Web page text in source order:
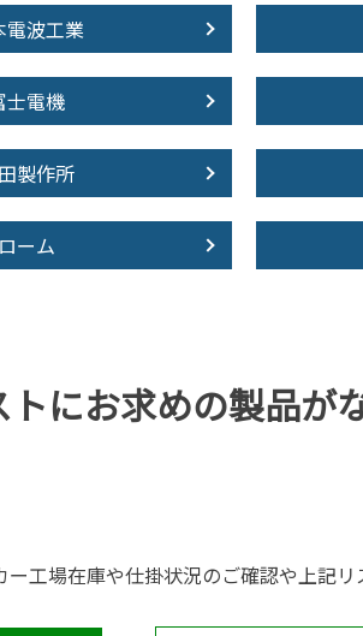
電波工業
士電機
製作所
ローム
にお求めの製品が
ー工場在庫や仕掛状況のご確認や上記